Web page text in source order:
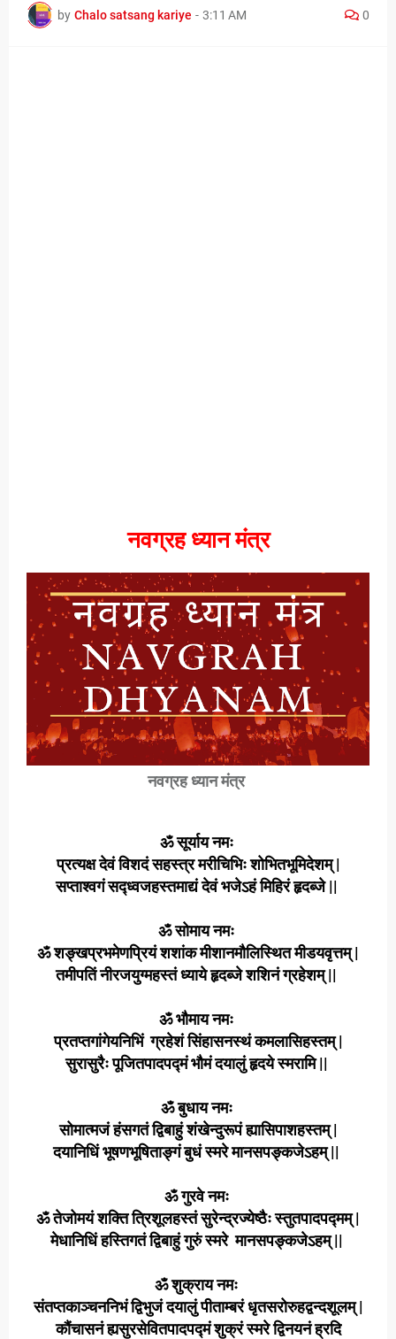
by Chalo satsang kariye - 3:11 AM 0
नवग्रह ध्यान मंत्र
नवग्रह ध्यान मंत्र
ॐ सूर्याय नमः
प्रत्यक्ष देवं विशदं सहस्त्र मरीचिभिः शोभितभूमिदेशम् |
सप्ताश्वगं सद्ध्वजहस्तमाद्यं देवं भजेऽहं मिहिरं हृदब्जे ||
ॐ सोमाय नमः
ॐ शङ्खप्रभमेणप्रियं शशांक मीशानमौलिस्थित मीडयवृत्तम् |
तमीपतिं नीरजयुग्महस्तं ध्याये हृदब्जे शशिनं ग्रहेशम् ||
ॐ भौमाय नमः
प्रतप्तगांगेयनिभिं ग्रहेशं सिंहासनस्थं कमलासिहस्तम् |
सुरासुरैः पूजितपादपद्मं भौमं दयालुं हृदये स्मरामि ||
ॐ बुधाय नमः
सोमात्मजं हंसगतं द्विबाहुं शंखेन्दुरूपं ह्यासिपाशहस्तम् |
दयानिधिं भूषणभूषिताङ्गं बुधं स्मरे मानसपङ्कजेऽहम् ||
ॐ गुरवे नमः
ॐ तेजोमयं शक्ति त्रिशूलहस्तं सुरेन्द्रज्येष्ठैः स्तुतपादपद्मम् |
मेधानिधिं हस्तिगतं द्विबाहुं गुरुं स्मरे मानसपङ्कजेऽहम् ||
ॐ शुक्राय नमः
संतप्तकाञ्चननिभं द्विभुजं दयालुं पीताम्बरं धृतसरोरुहद्वन्दशूलम् |
कौंचासनं ह्यसुरसेवितपादपद्मं शुक्रं स्मरे द्विनयनं ह्रदि